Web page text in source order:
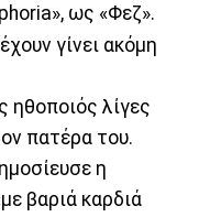
ως «Φεζ».
γίνει ακόμη
ηθοποιός λίγες
πατέρα του.
η
βαριά καρδιά